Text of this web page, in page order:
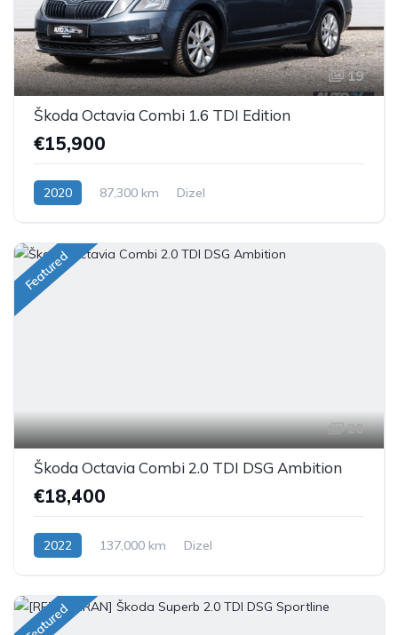
19
Škoda Octavia Combi 1.6 TDI Edition
€15,900
2020 87,300 km Dizel
Featured
20
Škoda Octavia Combi 2.0 TDI DSG Ambition
€18,400
2022 137,000 km Dizel
Featured